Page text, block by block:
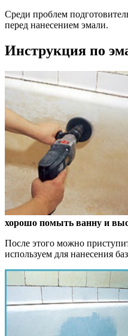
Среди проблем
перед нанесением эмали.
Инструкция по
хорошо помыть ванну и
После этого можно
используем для нанесения